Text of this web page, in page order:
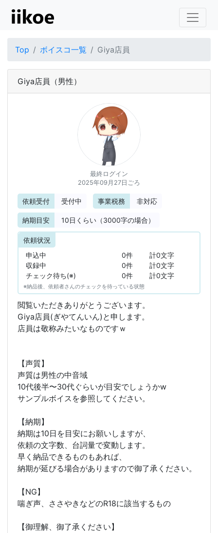
Top ボイスコ一覧 Giya店員
Giya店員 （男性）
最終ログイン
2025年09月27日ごろ
依頼受付 受付中 事業税務 非対応
納期目安 10日くらい（3000字の場合）
依頼状況
申込中
0件
計0文字
収録中
0件
計0文字
チェック待ち(※)
0件 計0文字
※納品後、依頼者さんのチェックを待っている状態
閲覧いただきありがとうございます。
Giya店員(ぎやてんいん)と申します。
店員は敬称みたいなものですｗ
【声質】
声質は男性の中音域
10代後半〜30代ぐらいが目安でしょうかw
サンプルボイスを参照してください。
【納期】
納期は10日を目安にお願いしますが、
依頼の文字数、台詞量で変動します。
早く納品できるものもあれば、
納期が延びる場合がありますので御了承ください。
【NG】
喘ぎ声、ささやきなどのR18に該当するもの
【御理解、御了承ください】